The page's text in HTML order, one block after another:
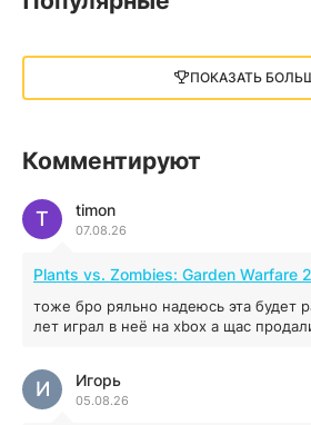
13 ГБ 2025
illWill
04.12.2025
MAFIA: THE OLD
44.98 ГБ 2025
04.12.2025
Red Chaos - The Strict
ПОКАЗАТЬ
Комментируют
timon
07.08.26
T
Plants vs. Zombies: Garden Warfare
тоже бро ряльно надеюсь эта будет
лет играл в неё на xbox а щас
Игорь
05.08.26
И